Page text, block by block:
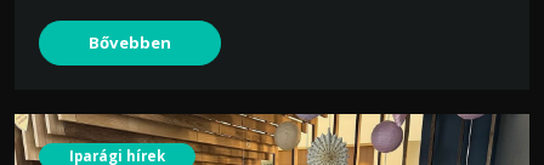
Bővebben
Iparági hírek